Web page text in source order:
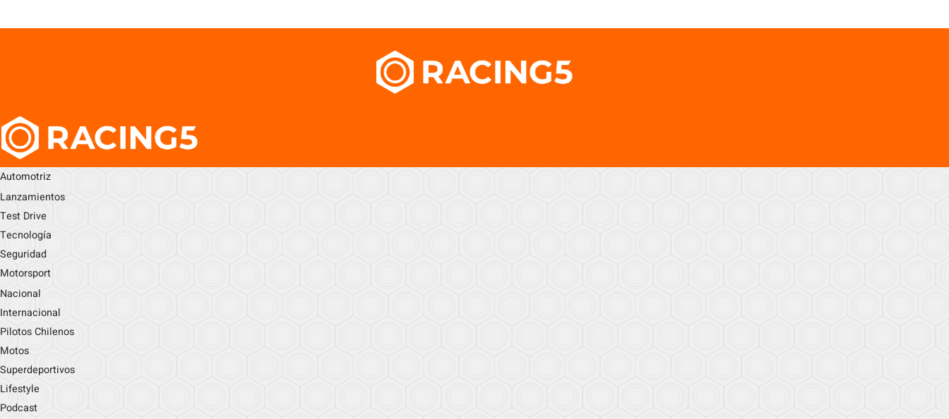
Automotriz
Lanzamientos
Test Drive
Tecnología
Seguridad
Motorsport
Nacional
Internacional
Pilotos Chilenos
Motos
Superdeportivos
Lifestyle
Podcast